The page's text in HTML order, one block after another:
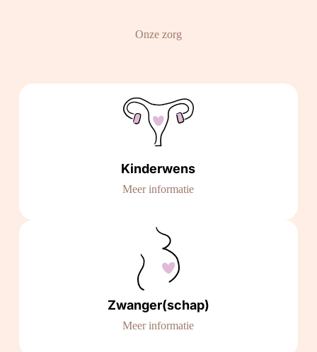
Onze zorg
Kinderwens
Meer informatie
Zwanger(schap)
Meer informatie